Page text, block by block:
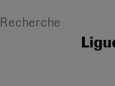
Recherche